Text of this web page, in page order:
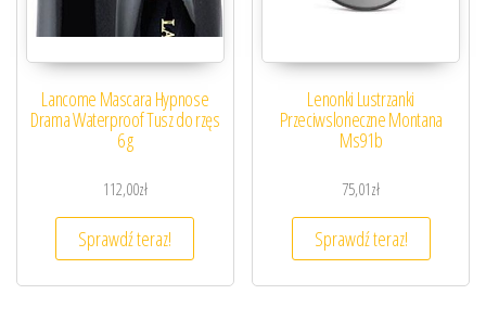
Lancome Mascara Hypnose
Drama Waterproof Tusz do rzęs
6 g
112,00zł
Sprawdź teraz!
Lenonki Lustrzanki
Przeciwsloneczne Montana
Ms91b
75,01zł
Sprawdź teraz!